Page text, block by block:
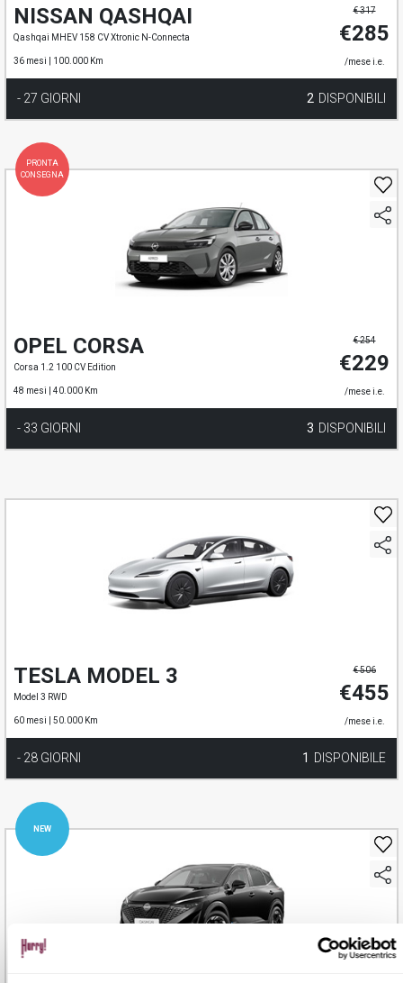
€ 317
€285
/mese i.e.
NISSAN QASHQAI
Qashqai MHEV 158 CV Xtronic N-Connecta
36 mesi | 100.000 Km
- 27 GIORNI 2 DISPONIBILI
PRONTA
CONSEGNA
€ 254
€229
/mese i.e.
OPEL CORSA
Corsa 1.2 100 CV Edition
48 mesi | 40.000 Km
- 33 GIORNI 3 DISPONIBILI
€ 506
€455
/mese i.e.
TESLA MODEL 3
Model 3 RWD
60 mesi | 50.000 Km
- 28 GIORNI 1 DISPONIBILE
NEW